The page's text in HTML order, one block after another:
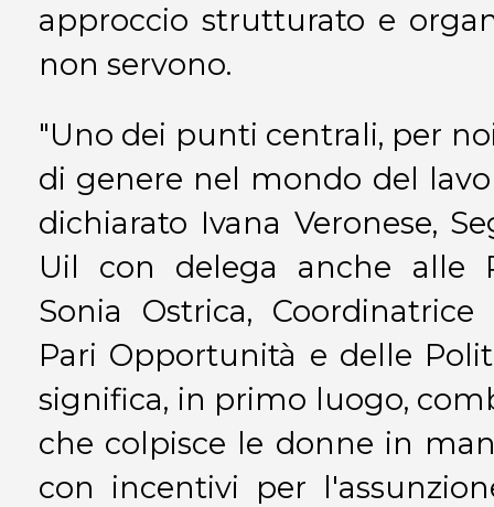
approccio strutturato e
non servono.
"Uno dei punti centrali, per
di genere nel mondo del
dichiarato Ivana Veronese,
Uil con delega anche alle
Sonia Ostrica,
Pari Opportunità e delle
significa, in primo luogo,
che colpisce le donne in
con incentivi per